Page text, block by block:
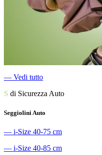
― Vedi tutto
S di Sicurezza Auto
Seggiolini Auto
― i-Size 40-75 cm
― i-Size 40-85 cm